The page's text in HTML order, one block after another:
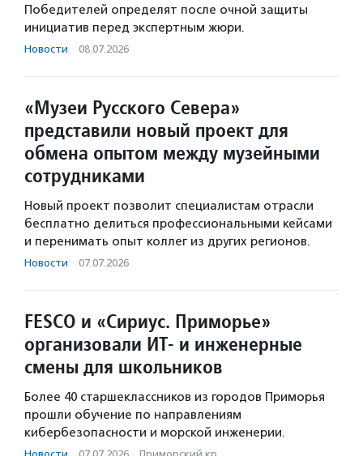
Победителей определят после очной защиты
инициатив перед экспертным жюри.
Новости · 08.07.2026
«Музеи Русского Севера»
представили новый проект для
обмена опытом между музейными
сотрудниками
Новый проект позволит специалистам отрасли
бесплатно делиться профессиональными кейсами
и перенимать опыт коллег из других регионов.
Новости · 07.07.2026
FESCO и «Сириус. Приморье»
организовали ИТ- и инженерные
смены для школьников
Более 40 старшеклассников из городов Приморья
прошли обучение по направлениям
кибербезопасности и морской инженерии.
Новости · 07.07.2026 · Приморский кр.